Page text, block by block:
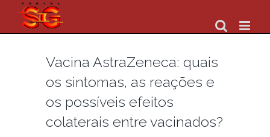
Vacina AstraZeneca: quais
os sintomas, as reações e
os possíveis efeitos
colaterais entre vacinados?